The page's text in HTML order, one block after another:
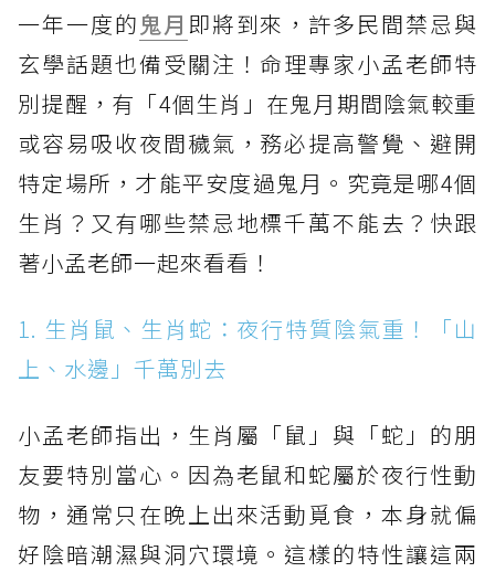
一年一度的鬼月 即將到來，許多民間禁忌與
玄學話題也備受關注！命理專家小孟老師特
別提醒，有「4個生肖」在鬼月期間陰氣較重
或容易吸收夜間穢氣，務必提高警覺、避開
特定場所，才能平安度過鬼月。究竟是哪4個
生肖？又有哪些禁忌地標千萬不能去？快跟
著小孟老師一起來看看！
1. 生肖鼠、生肖蛇：夜行特質陰氣重！「山
上、水邊」千萬別去
小孟老師指出，生肖屬「鼠」與「蛇」的朋
友要特別當心。因為老鼠和蛇屬於夜行性動
物，通常只在晚上出來活動覓食，本身就偏
好陰暗潮濕與洞穴環境。這樣的特性讓這兩